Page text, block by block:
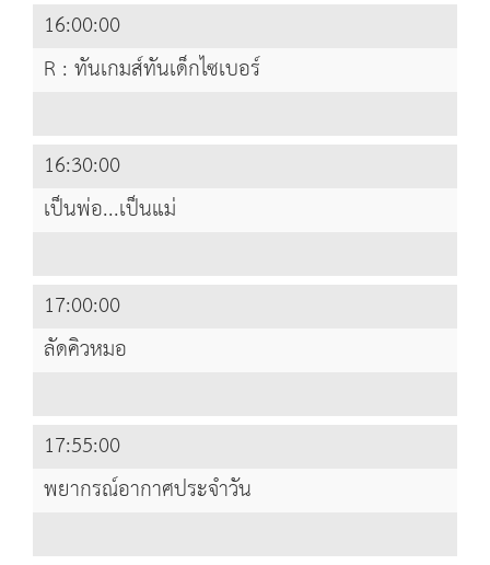
16:00:00
R : ทันเกมส์ทันเด็กไซเบอร์
16:30:00
เป็นพ่อ...เป็นแม่
17:00:00
ลัดคิวหมอ
17:55:00
พยากรณ์อากาศประจำวัน